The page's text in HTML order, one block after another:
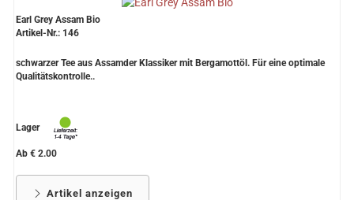
Jasmin Tee
Grüner Tee aus Japan
Teemischungen
Earl Grey Assam Bio
Artikel-Nr.: 146
schwarzer Tee aus Assamder Klassiker mit Bergamottöl. Für eine optimale
Qualitätskontrolle..
Lager
Ab € 2.00
Artikel anzeigen